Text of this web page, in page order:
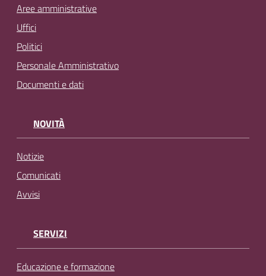
Aree amministrative
Uffici
Politici
Personale Amministrativo
Documenti e dati
NOVITÀ
Notizie
Comunicati
Avvisi
SERVIZI
Educazione e formazione